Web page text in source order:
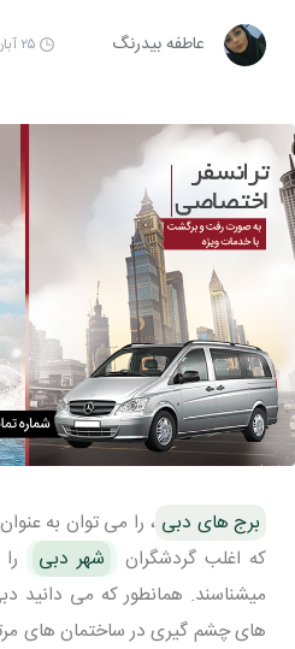
عاطفه بیدرنگ ۲۵ آبان ۱۴۰۱ | ۱۳:۵۰
برج های دبی ، را می توان به
که اغلب گردشگران
شهر دبی
میشناسند. همانطور که می دانید
های چشم گیری در ساختمان های